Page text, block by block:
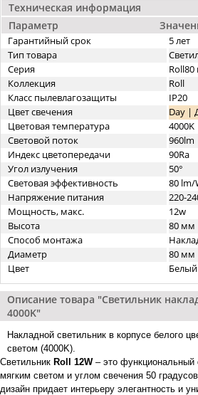
Техническая информация
Параметр
Гарантийный срок
5 лет
Тип товара
Серия
Коллекция
Roll
Класс пылевлагозащиты
IP20
Цвет свечения
Day |
Цветовая температура
4000K
Световой поток
960lm
Индекс цветопередачи
90Ra
Угол излучения
50°
Световая эффективность
80 lm/
Напряжение питания
220-
Мощность, макс.
12w
Высота
80 мм
Способ монтажа
Диаметр
80 мм
Цвет
Белый
Описание товара "Светильник
4000K"
Накладной светильник в корпусе белого
светом (4000K).
Светильник Roll 12W– это функциональный
мягким светом и углом свечения 50
дизайн придает интерьеру элегантность и